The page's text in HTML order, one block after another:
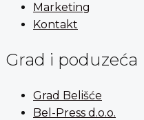
Marketing
Kontakt
Grad i poduzeća
Grad Belišće
Bel-Press d.o.o.